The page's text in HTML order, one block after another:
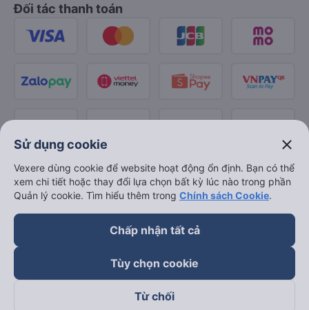
Đối tác thanh toán
Sử dụng cookie close
Vexere dùng cookie để website hoạt động ổn định. Bạn có thể
xem chi tiết hoặc thay đổi lựa chọn bất kỳ lúc nào trong phần
Quản lý cookie. Tìm hiểu thêm trong Chính sách Cookie.
Chấp nhận tất cả
Tùy chọn cookie
Từ chối